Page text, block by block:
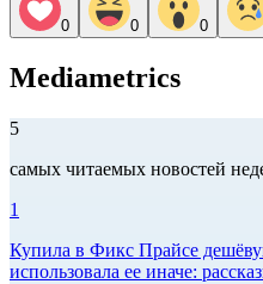
0 0 0
Mediametrics
5
самых читаемых новостей
1
Купила в Фикс Прайсе
использовала ее иначе: